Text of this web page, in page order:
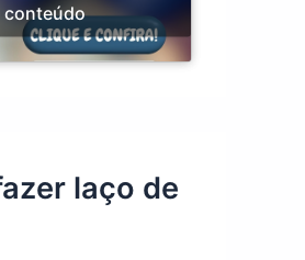
conteúdo
laço de